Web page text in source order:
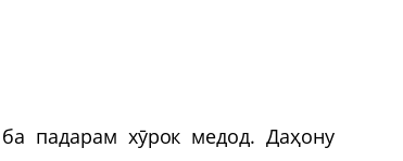
падарам хӯрок медод. Даҳону